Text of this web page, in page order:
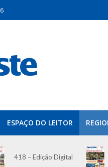
ESPAÇO DO LEITOR
418 – Edição Digital